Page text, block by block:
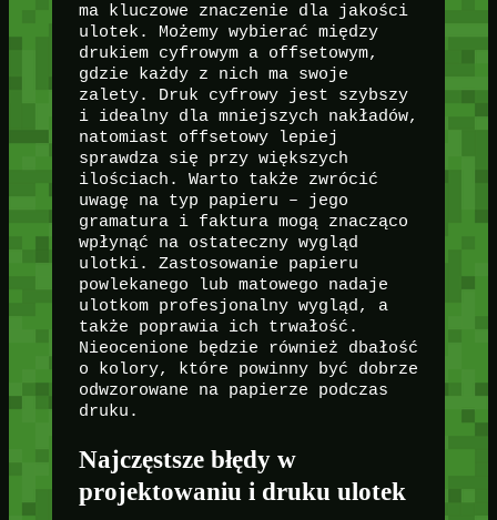
ma kluczowe znaczenie dla jakości
ulotek. Możemy wybierać między
drukiem cyfrowym a offsetowym,
gdzie każdy z nich ma swoje
zalety. Druk cyfrowy jest szybszy
i idealny dla mniejszych nakładów,
natomiast offsetowy lepiej
sprawdza się przy większych
ilościach. Warto także zwrócić
uwagę na typ papieru – jego
gramatura i faktura mogą znacząco
wpłynąć na ostateczny wygląd
ulotki. Zastosowanie papieru
powlekanego lub matowego nadaje
ulotkom profesjonalny wygląd, a
także poprawia ich trwałość.
Nieocenione będzie również dbałość
o kolory, które powinny być dobrze
odwzorowane na papierze podczas
druku.
Najczęstsze błędy w
projektowaniu i druku ulotek